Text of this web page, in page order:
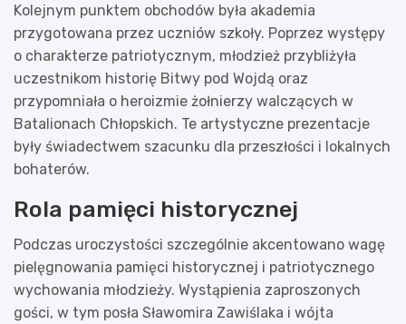
Kolejnym punktem obchodów była akademia
przygotowana przez uczniów szkoły. Poprzez występy
o charakterze patriotycznym, młodzież przybliżyła
uczestnikom historię Bitwy pod Wojdą oraz
przypomniała o heroizmie żołnierzy walczących w
Batalionach Chłopskich. Te artystyczne prezentacje
były świadectwem szacunku dla przeszłości i lokalnych
bohaterów.
Rola pamięci historycznej
Podczas uroczystości szczególnie akcentowano wagę
pielęgnowania pamięci historycznej i patriotycznego
wychowania młodzieży. Wystąpienia zaproszonych
gości, w tym posła Sławomira Zawiślaka i wójta